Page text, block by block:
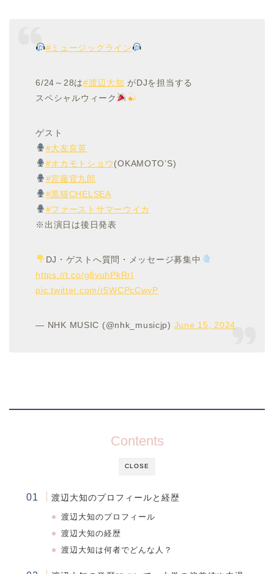
#ミュージックライン
6/24～28は#渡辺大知 がDJを担当する
スペシャルウィーク
ゲスト
#大友良英
#オカモトショウ(OKAMOTO’S)
#宮藤官九郎
#黒猫CHELSEA
#ファーストサマーウイカ
※出演日は後日発表
DJ・ゲストへ質問・メッセージ募集中
https://t.co/g8vuhPkRrI
pic.twitter.com/r5WCPcCwvP
— NHK MUSIC (@nhk_musicjp) June 15, 2024
CLOSE
Contents
渡辺大知のプロフィールと経歴
渡辺大知のプロフィール
渡辺大知の経歴
渡辺大知は何者でどんな人？